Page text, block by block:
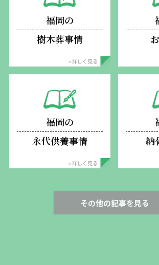
福岡の
樹木葬事情
›› 詳しく見る
福岡の
永代供養事情
›› 詳しく見る
納
その他の記事を見る